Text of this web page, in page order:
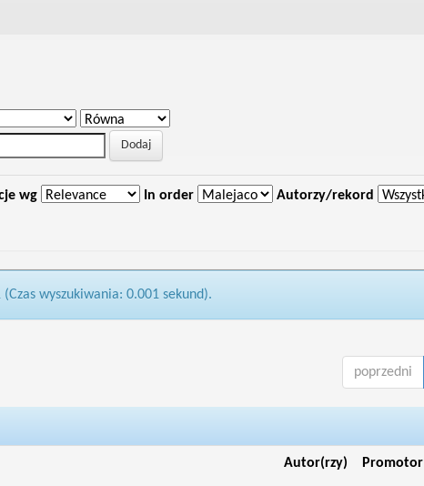
wg In order Autorzy/rekord
(Czas wyszukiwania: 0.001 sekund).
poprzedni
Autor(rzy) Promotor